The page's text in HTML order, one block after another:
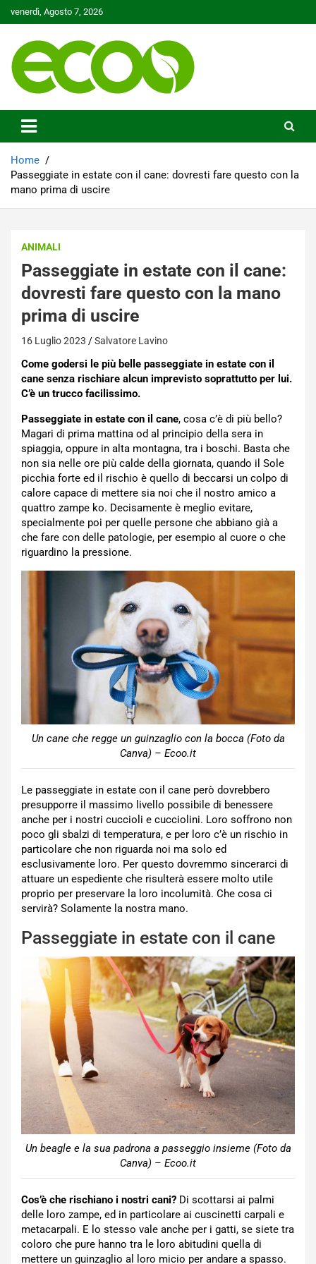
to
venerdì, Agosto 7, 2026
Ecoo.it
Home
Passeggiate in estate con il cane: dovresti fare questo con la
mano prima di uscire
ANIMALI
Passeggiate in estate con il cane:
dovresti fare questo con la mano
prima di uscire
16 Luglio 2023 Salvatore Lavino
Come godersi le più belle passeggiate in estate con il
cane senza rischiare alcun imprevisto soprattutto per lui.
C’è un trucco facilissimo.
Passeggiate in estate con il cane, cosa c’è di più bello?
Magari di prima mattina od al principio della sera in
spiaggia, oppure in alta montagna, tra i boschi. Basta che
non sia nelle ore più calde della giornata, quando il Sole
picchia forte ed il rischio è quello di beccarsi un colpo di
calore capace di mettere sia noi che il nostro amico a
quattro zampe ko. Decisamente è meglio evitare,
specialmente poi per quelle persone che abbiano già a
che fare con delle patologie, per esempio al cuore o che
riguardino la pressione.
Un cane che regge un guinzaglio con la bocca (Foto da
Canva) – Ecoo.it
Le passeggiate in estate con il cane però dovrebbero
presupporre il massimo livello possibile di benessere
anche per i nostri cuccioli e cucciolini. Loro soffrono non
poco gli sbalzi di temperatura, e per loro c’è un rischio in
particolare che non riguarda noi ma solo ed
esclusivamente loro. Per questo dovremmo sincerarci di
attuare un espediente che risulterà essere molto utile
proprio per preservare la loro incolumità. Che cosa ci
servirà? Solamente la nostra mano.
Passeggiate in estate con il cane
Un beagle e la sua padrona a passeggio insieme (Foto da
Canva) – Ecoo.it
Cos’è che rischiano i nostri cani? Di scottarsi ai palmi
delle loro zampe, ed in particolare ai cuscinetti carpali e
metacarpali. E lo stesso vale anche per i gatti, se siete tra
coloro che pure hanno tra le loro abitudini quella di
mettere un guinzaglio al loro micio per andare a spasso.